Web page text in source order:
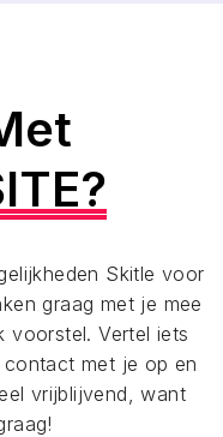
Skitle voor
graag met je mee
voorstel. Vertel iets
met je op en
vrijblijvend, want